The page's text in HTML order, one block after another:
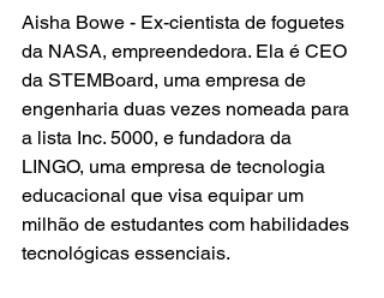
Aisha Bowe - Ex-cientista de foguetes
da NASA, empreendedora. Ela é CEO
da STEMBoard, uma empresa de
engenharia duas vezes nomeada para
a lista Inc. 5000, e fundadora da
LINGO, uma empresa de tecnologia
educacional que visa equipar um
milhão de estudantes com habilidades
tecnológicas essenciais.